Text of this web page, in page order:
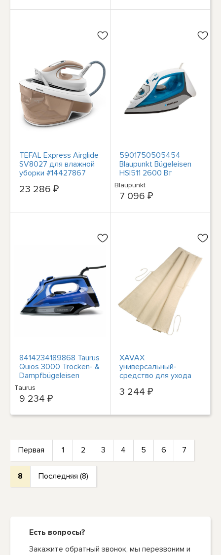
TEFAL Express Airglide
SV8027 для влажной
уборки #14427867
23 286 ₽
5901750505454
Blaupunkt Bügeleisen
HSI511 2600 Вт
Blaupunkt
Blaupunkt
7 096 ₽
8414234189868 Taurus
Quios 3000 Trocken- &
Dampfbügeleisen
Керамик-Бюгельзоль
Taurus
9 234 ₽
XAVAX
универсальный-
средство для ухода
(00110940) #1907154
3 244 ₽
Первая 1 2 3 4 5 6 7
8 Последняя (8)
Есть вопросы?
Закажите обратный звонок, мы перезвоним и